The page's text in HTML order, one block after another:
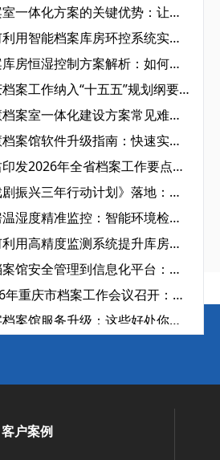
档案室一体化方案的关键优势：让档案管理更智能
如何利用智能档案库房环控系统实现精准温湿度监控？
档案库房恒湿控制方案解析：如何满足档案室恒温恒湿标准？
重庆档案工作纳入“十五五”规划纲要：以“人工智能+档案”驱动数智转型，打造西部标杆‌
智慧档案室一体化建设方案常见难点及应对策略‌
智慧档案馆软件升级指南：快速实现数字化管理
甘肃印发2026年全省档案工作要点：以数字转型为牵引，全面构建档案事业现代化新格局‌
《戏剧振兴三年行动计划》落地：艺术档案管理迎来系统性规范与数字化升级‌
库房温湿度精准监控：智能环境检测助你全面掌控‌
如何利用高精度监测系统提升库房空气质量？智能环境检测全解析‌
从档案馆安全管理到信息化平台：智慧档案馆的全维度解决方案
2026年重庆市档案工作会议召开：锚定“人工智能+档案”行动，擘画“十五五”档案事业新蓝图‌
数字档案馆服务升级：这些好处你知道几个？‌
客户案例